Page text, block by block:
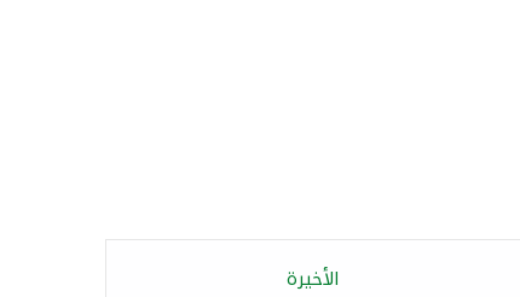
الأخيرة